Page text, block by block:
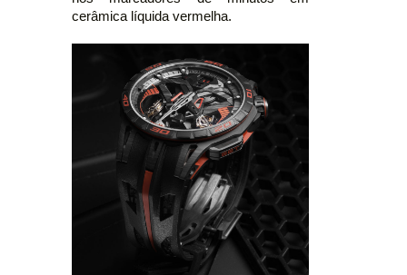
cerâmica líquida vermelha.